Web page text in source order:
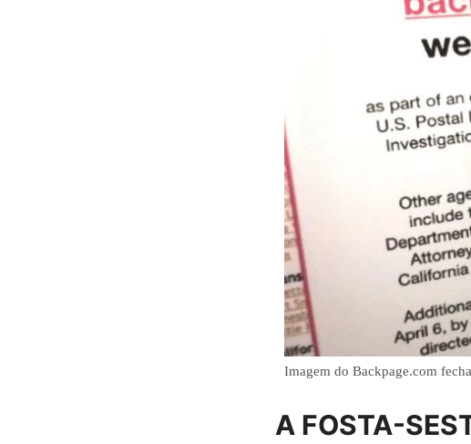
Imagem do Backpage.com
A FOSTA-